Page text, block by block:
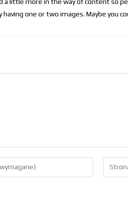
one or two images. Maybe you